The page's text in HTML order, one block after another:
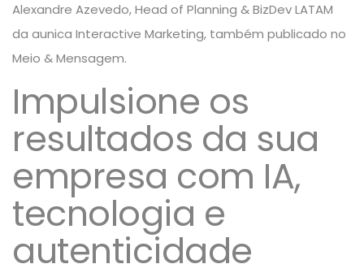
Alexandre Azevedo, Head of Planning & BizDev LATAM
da aunica Interactive Marketing, também publicado no
Meio & Mensagem.
Impulsione os
resultados da sua
empresa com IA,
tecnologia e
autenticidade